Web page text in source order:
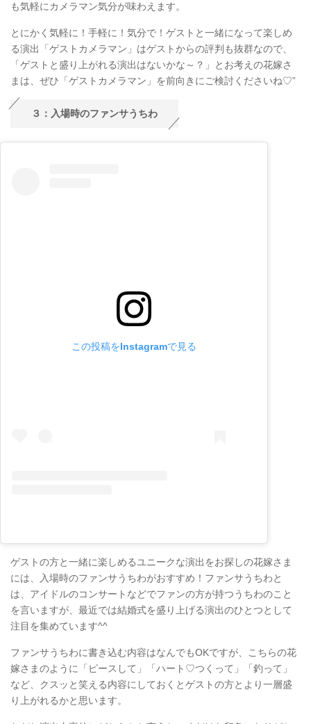
も気軽にカメラマン気分が味わえます。
とにかく気軽に！手軽に！気分で！ゲストと一緒になって楽しめ
る演出「ゲストカメラマン」はゲストからの評判も抜群なので、
「ゲストと盛り上がれる演出はないかな～？」とお考えの花嫁さ
まは、ぜひ「ゲストカメラマン」を前向きにご検討くださいね♡”
３：入場時のファンサうちわ
この投稿をInstagramで見る
ゲストの方と一緒に楽しめるユニークな演出をお探しの花嫁さま
には、入場時のファンサうちわがおすすめ！ファンサうちわと
は、アイドルのコンサートなどでファンの方が持つうちわのこと
を言いますが、最近では結婚式を盛り上げる演出のひとつとして
注目を集めています^^
ファンサうちわに書き込む内容はなんでもOKですが、こちらの花
嫁さまのように「ピースして」「ハート♡つくって」「釣って」
など、クスッと笑える内容にしておくとゲストの方とより一層盛
り上がれるかと思います。